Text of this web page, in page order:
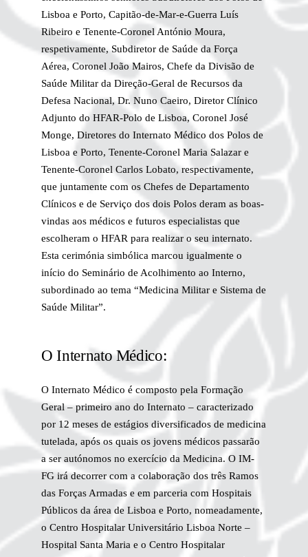
Lisboa e Porto, Capitão-de-Mar-e-Guerra Luís
Ribeiro e Tenente-Coronel António Moura,
respetivamente, Subdiretor de Saúde da Força
Aérea, Coronel João Mairos, Chefe da Divisão de
Saúde Militar da Direção-Geral de Recursos da
Defesa Nacional, Dr. Nuno Caeiro, Diretor Clínico
Adjunto do HFAR-Polo de Lisboa, Coronel José
Monge, Diretores do Internato Médico dos Polos de
Lisboa e Porto, Tenente-Coronel Maria Salazar e
Tenente-Coronel Carlos Lobato, respectivamente,
que juntamente com os Chefes de Departamento
Clínicos e de Serviço dos dois Polos deram as boas-
vindas aos médicos e futuros especialistas que
escolheram o HFAR para realizar o seu internato.
Esta cerimónia simbólica marcou igualmente o
início do Seminário de Acolhimento ao Interno,
subordinado ao tema “Medicina Militar e Sistema de
Saúde Militar”.
O Internato Médico:
O Internato Médico é composto pela Formação
Geral – primeiro ano do Internato – caracterizado
por 12 meses de estágios diversificados de medicina
tutelada, após os quais os jovens médicos passarão
a ser autónomos no exercício da Medicina. O IM-
FG irá decorrer com a colaboração dos três Ramos
das Forças Armadas e em parceria com Hospitais
Públicos da área de Lisboa e Porto, nomeadamente,
o Centro Hospitalar Universitário Lisboa Norte –
Hospital Santa Maria e o Centro Hospitalar